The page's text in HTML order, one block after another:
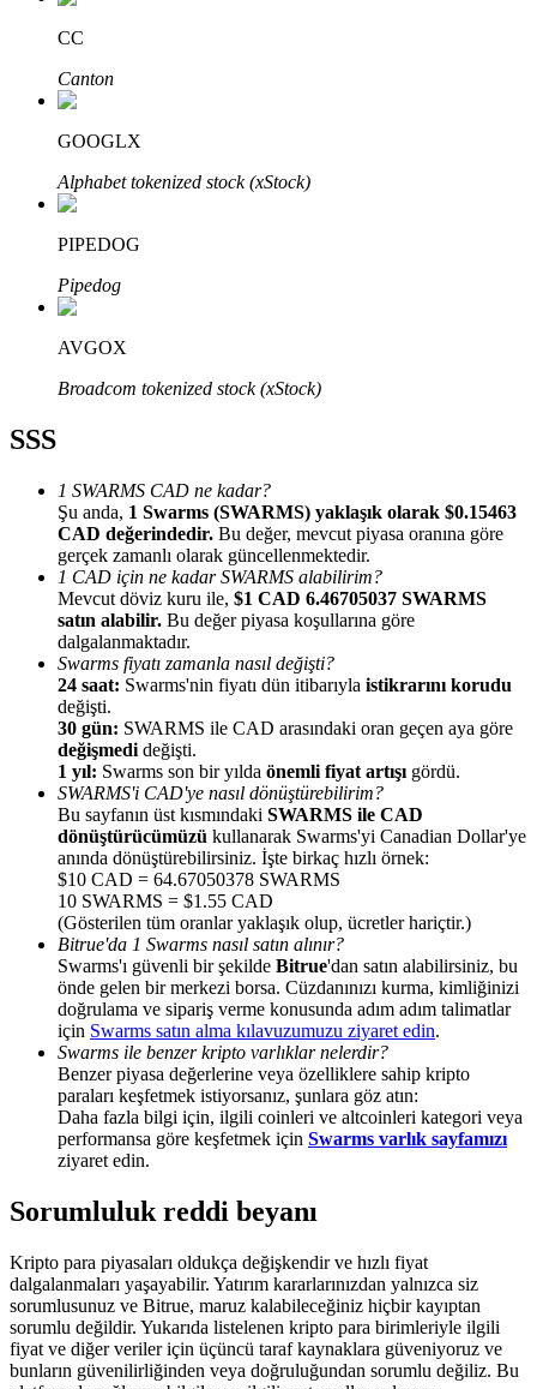
Bitrue Ortakları
Bitrue İş Ortağı
Yönlendirme
Arkadaşını davet et, nakit ödüller kazan
BTC Welcome Rewards
BTC Welcome Rewards
Deposit & Trade BTC to Share 25000 USDT prize pool!
Share 500000 CASHCAT prize pool
Exclusive for BitMart Users
Register & Trade to Win 500,000 USDT
CC
Canton
GOOGLX
Alphabet tokenized stock (xStock)
PIPEDOG
Pipedog
AVGOX
Broadcom tokenized stock (xStock)
SSS
1 SWARMS CAD ne kadar?
Şu anda, 1 Swarms (SWARMS) yaklaşık olarak $0.15463
CAD değerindedir. Bu değer, mevcut piyasa oranına göre
gerçek zamanlı olarak güncellenmektedir.
1 CAD için ne kadar SWARMS alabilirim?
Mevcut döviz kuru ile, $1 CAD 6.46705037 SWARMS
satın alabilir. Bu değer piyasa koşullarına göre
dalgalanmaktadır.
Swarms fiyatı zamanla nasıl değişti?
24 saat: Swarms'nin fiyatı dün itibarıyla istikrarını korudu
değişti.
30 gün: SWARMS ile CAD arasındaki oran geçen aya göre
değişmedi değişti.
1 yıl: Swarms son bir yılda önemli fiyat artışı gördü.
SWARMS'i CAD'ye nasıl dönüştürebilirim?
Bu sayfanın üst kısmındaki SWARMS ile CAD
dönüştürücümüzü kullanarak Swarms'yi Canadian Dollar'ye
anında dönüştürebilirsiniz. İşte birkaç hızlı örnek:
$10 CAD = 64.67050378 SWARMS
10 SWARMS = $1.55 CAD
(Gösterilen tüm oranlar yaklaşık olup, ücretler hariçtir.)
Bitrue'da 1 Swarms nasıl satın alınır?
Swarms'ı güvenli bir şekilde Bitrue'dan satın alabilirsiniz, bu
önde gelen bir merkezi borsa. Cüzdanınızı kurma, kimliğinizi
doğrulama ve sipariş verme konusunda adım adım talimatlar
için Swarms satın alma kılavuzumuzu ziyaret edin.
Swarms ile benzer kripto varlıklar nelerdir?
Benzer piyasa değerlerine veya özelliklere sahip kripto
paraları keşfetmek istiyorsanız, şunlara göz atın:
Daha fazla bilgi için, ilgili coinleri ve altcoinleri kategori veya
performansa göre keşfetmek için Swarms varlık sayfamızı
ziyaret edin.
Sorumluluk reddi beyanı
Kripto para piyasaları oldukça değişkendir ve hızlı fiyat
dalgalanmaları yaşayabilir. Yatırım kararlarınızdan yalnızca siz
sorumlusunuz ve Bitrue, maruz kalabileceğiniz hiçbir kayıptan
sorumlu değildir. Yukarıda listelenen kripto para birimleriyle ilgili
fiyat ve diğer veriler için üçüncü taraf kaynaklara güveniyoruz ve
bunların güvenilirliğinden veya doğruluğundan sorumlu değiliz. Bu